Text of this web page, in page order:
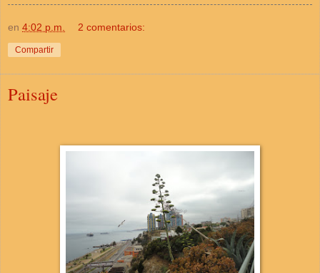
en 4:02 p.m. 2 comentarios:
Compartir
Paisaje